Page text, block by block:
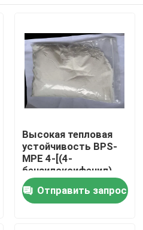
Высокая тепловая
устойчивость BPS-
MPE 4-[(4-
бензилоксифенил)
сульфонил]фенол
Разработчик цвета
обладает отличной
Отправить запрос